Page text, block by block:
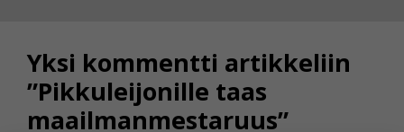
Yksi kommentti artikkeliin
”Pikkuleijonille taas
maailmanmestaruus”